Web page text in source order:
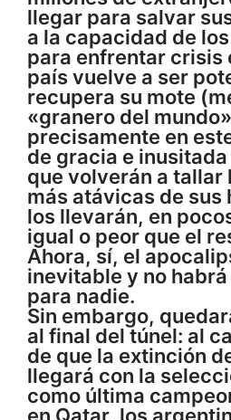
llegar para salvar
a la capacidad de
para enfrentar crisis
país vuelve a ser
recupera su mote
«granero del
precisamente en
de gracia e
que volverán a
más atávicas de sus
los llevarán, en
igual o peor que el
Ahora, sí, el
inevitable y no
para nadie.
Sin embargo,
al final del túnel: al
de que la extinción
llegará con la
como última
en Qatar, los